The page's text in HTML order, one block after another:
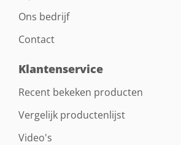
Ons bedrijf
Contact
Klantenservice
Recent bekeken producten
Vergelijk productenlijst
Video's